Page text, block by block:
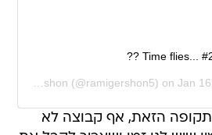
Time flies...
Rami Gershon (@ramigershon5) on Jan
הזאת, אף קבוצה לא